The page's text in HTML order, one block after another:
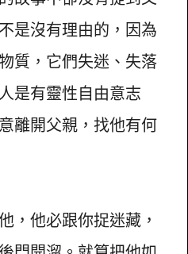
是沒有理由的，因為
質，它們失迷、失落
是有靈性自由意志
離開父親，找他有何
，他必跟你捉迷藏，